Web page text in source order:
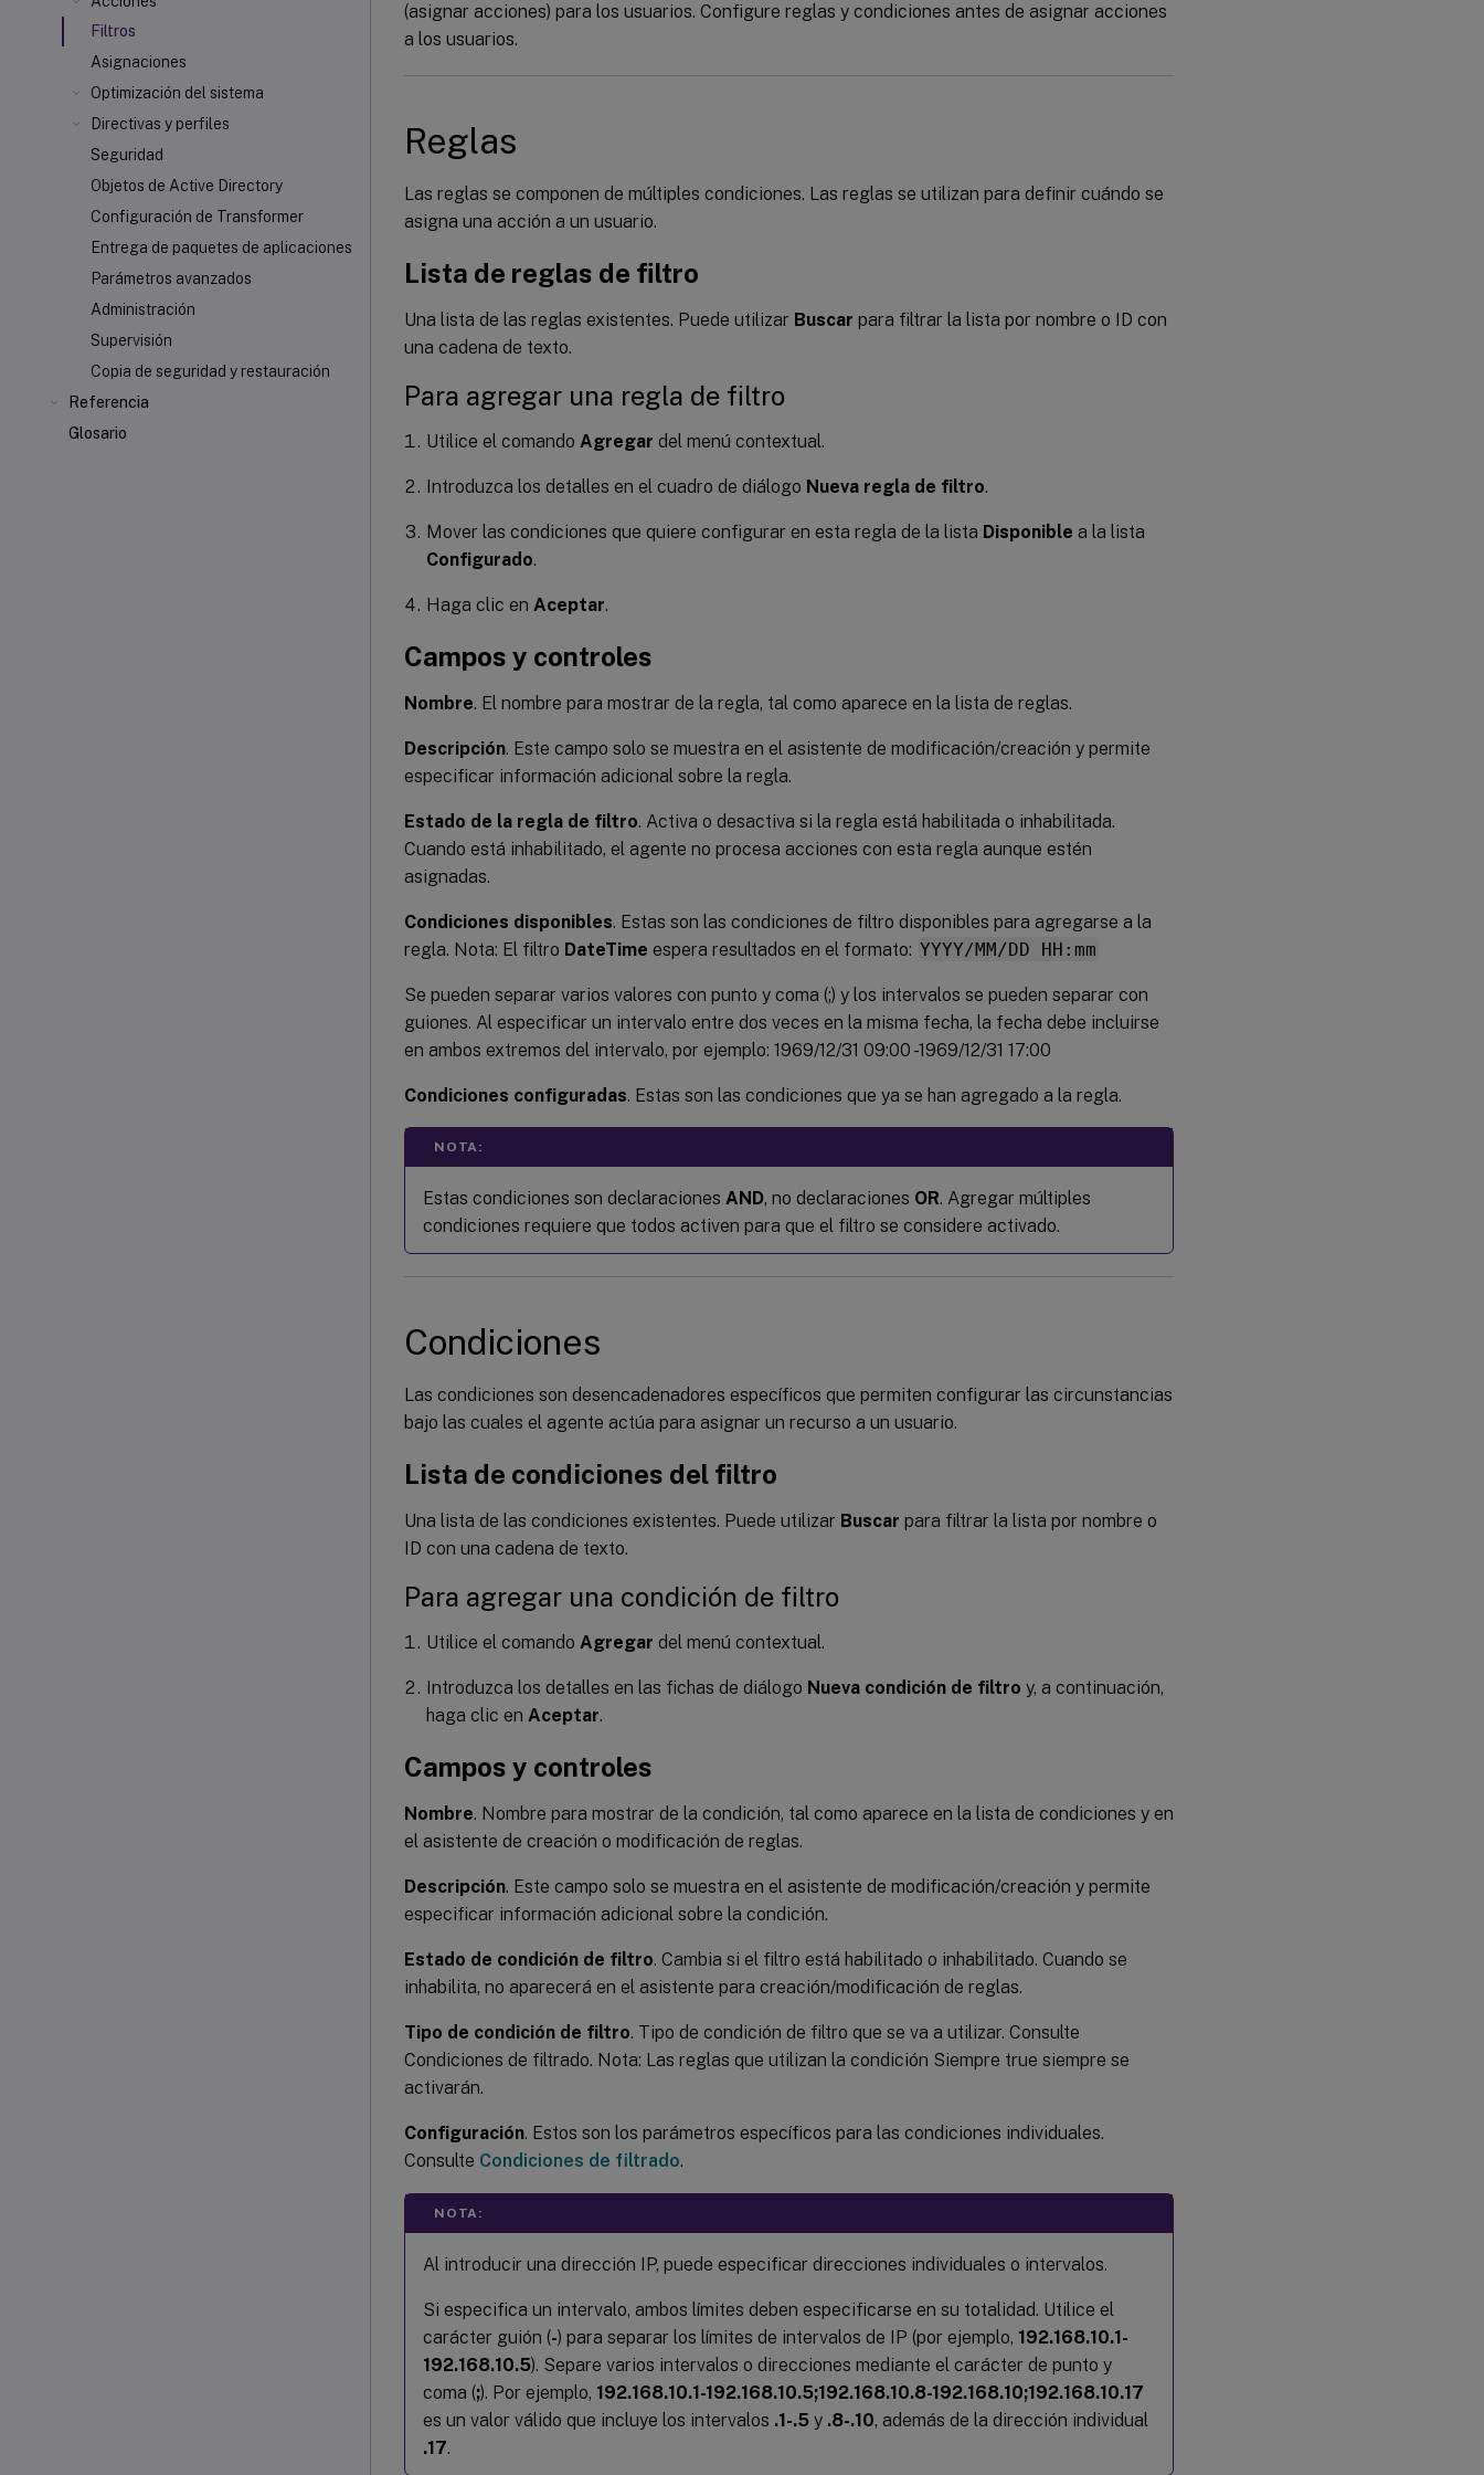
Filtros
Asignaciones
Optimización del sistema
Directivas y perfiles
Seguridad
Objetos de Active Directory
Configuración de Transformer
Entrega de paquetes de aplicaciones
Parámetros avanzados
Administración
Supervisión
Copia de seguridad y restauración
Referencia
Glosario
(asignar acciones) para los usuarios. Configure reglas y condiciones antes de asignar acciones
a los usuarios.
Reglas
Las reglas se componen de múltiples condiciones. Las reglas se utilizan para definir cuándo se
asigna una acción a un usuario.
Lista de reglas de filtro
Una lista de las reglas existentes. Puede utilizar Buscar para filtrar la lista por nombre o ID con
una cadena de texto.
Para agregar una regla de filtro
Utilice el comando Agregar del menú contextual.
Introduzca los detalles en el cuadro de diálogo Nueva regla de filtro.
Mover las condiciones que quiere configurar en esta regla de la lista Disponible a la lista
Configurado.
Haga clic en Aceptar.
Campos y controles
Nombre. El nombre para mostrar de la regla, tal como aparece en la lista de reglas.
Descripción. Este campo solo se muestra en el asistente de modificación/creación y permite
especificar información adicional sobre la regla.
Estado de la regla de filtro. Activa o desactiva si la regla está habilitada o inhabilitada.
Cuando está inhabilitado, el agente no procesa acciones con esta regla aunque estén
asignadas.
Condiciones disponibles. Estas son las condiciones de filtro disponibles para agregarse a la
regla. Nota: El filtro DateTime espera resultados en el formato: YYYY/MM/DD HH:mm
Se pueden separar varios valores con punto y coma (;) y los intervalos se pueden separar con
guiones. Al especificar un intervalo entre dos veces en la misma fecha, la fecha debe incluirse
en ambos extremos del intervalo, por ejemplo: 1969/12/31 09:00 -1969/12/31 17:00
Condiciones configuradas. Estas son las condiciones que ya se han agregado a la regla.
NOTA:
Estas condiciones son declaraciones AND, no declaraciones OR. Agregar múltiples
condiciones requiere que todos activen para que el filtro se considere activado.
Condiciones
Las condiciones son desencadenadores específicos que permiten configurar las circunstancias
bajo las cuales el agente actúa para asignar un recurso a un usuario.
Lista de condiciones del filtro
Una lista de las condiciones existentes. Puede utilizar Buscar para filtrar la lista por nombre o
ID con una cadena de texto.
Para agregar una condición de filtro
Utilice el comando Agregar del menú contextual.
Introduzca los detalles en las fichas de diálogo Nueva condición de filtro y, a continuación,
haga clic en Aceptar.
Campos y controles
Nombre. Nombre para mostrar de la condición, tal como aparece en la lista de condiciones y en
el asistente de creación o modificación de reglas.
Descripción. Este campo solo se muestra en el asistente de modificación/creación y permite
especificar información adicional sobre la condición.
Estado de condición de filtro. Cambia si el filtro está habilitado o inhabilitado. Cuando se
inhabilita, no aparecerá en el asistente para creación/modificación de reglas.
Tipo de condición de filtro. Tipo de condición de filtro que se va a utilizar. Consulte
Condiciones de filtrado. Nota: Las reglas que utilizan la condición Siempre true siempre se
activarán.
Configuración. Estos son los parámetros específicos para las condiciones individuales.
Consulte Condiciones de filtrado.
NOTA:
Al introducir una dirección IP, puede especificar direcciones individuales o intervalos.
Si especifica un intervalo, ambos límites deben especificarse en su totalidad. Utilice el
carácter guión (-) para separar los límites de intervalos de IP (por ejemplo, 192.168.10.1-
192.168.10.5). Separe varios intervalos o direcciones mediante el carácter de punto y
coma (;). Por ejemplo, 192.168.10.1-192.168.10.5;192.168.10.8-192.168.10;192.168.10.17
es un valor válido que incluye los intervalos .1-.5 y .8-.10, además de la dirección individual
.17.